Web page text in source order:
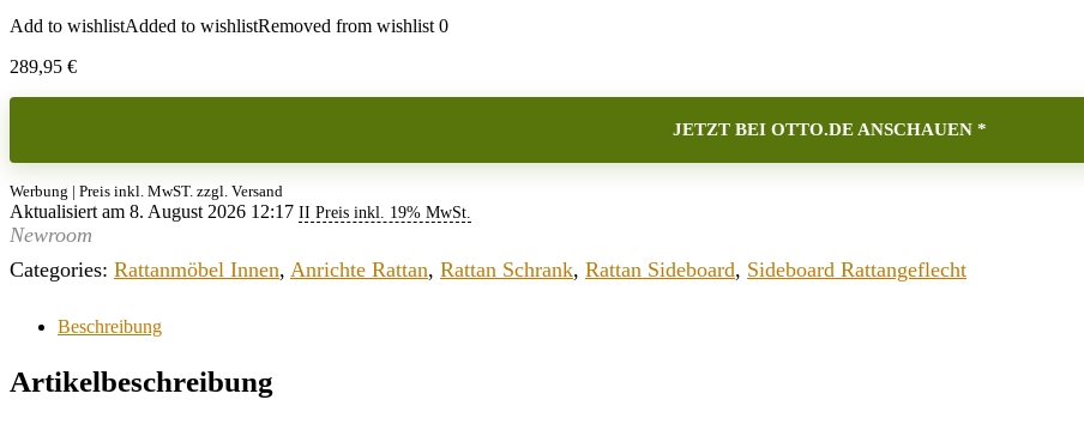
Add to wishlistAdded to wishlistRemoved from wishlist 0
289,95 €
JETZT BEI OTTO.DE ANSCHAUEN *
Werbung | Preis inkl. MwST. zzgl. Versand
Aktualisiert am 8. August 2026 12:17 II Preis inkl. 19% MwSt.
Newroom
Categories: Rattanmöbel Innen, Anrichte Rattan, Rattan Schrank, Rattan Sideboard, Sideboard Rattangeflecht
Beschreibung
Artikelbeschreibung